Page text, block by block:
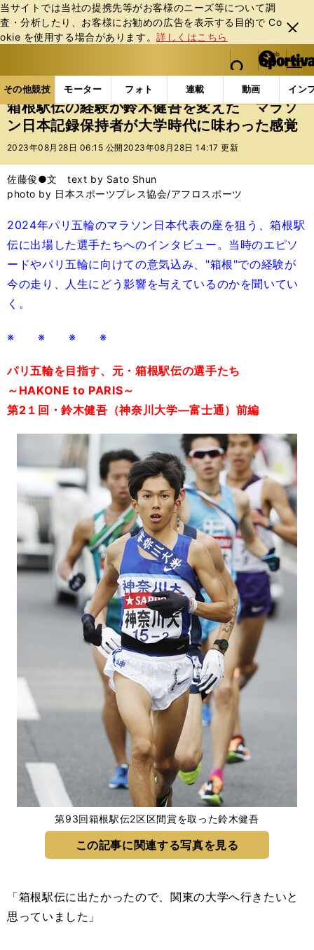
当サイトでは当社の提携先等がお客様のニーズ等について調
査・分析したり、お客様にお勧めの広告を表⽰する⽬的で Co
okie を使⽤する場合があります。詳しくはこちら
閉じ
る
web Sportiva (webスポルティーバ)
検索
マイペ
ー
ジ
メニュ
その他競技 モーター フォト 連載 動画 イン
ス
ポ
ル
バ
その他競技の記事一覧 陸上 箱根駅伝の経験が鈴木
箱根駅伝の経験が鈴木健吾を変えた マラソ
ン日本記録保持者が大学時代に味わった感覚
2023年08月28日 06:15 公開 2023年08月28日 14:17 更新
佐藤俊●文 text by Sato Shun
photo by 日本スポーツプレス協会/アフロスポーツ
2024年パリ五輪のマラソン日本代表の座を狙う、箱根駅
伝に出場した選手たちへのインタビュー。当時のエピソ
ードやパリ五輪に向けての意気込み、"箱根"での経験が
今の走り、人生にどう影響を与えているのかを聞いてい
く。
※ ※ ※ ※
パリ五輪を目指す、元・箱根駅伝の選手たち
～HAKONE to PARIS～
第2１回・鈴木健吾（神奈川大学―富士通）前編
第93回箱根駅伝2区区間賞を取った鈴木健吾
この記事に関連する写真を見る
「箱根駅伝に出たかったので、関東の大学へ行きたいと
思っていました」